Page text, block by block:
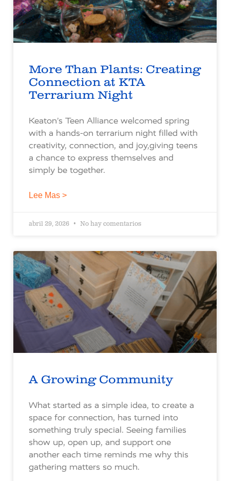
More Than Plants: Creating
Connection at KTA
Terrarium Night
Keaton’s Teen Alliance welcomed spring
with a hands-on terrarium night filled with
creativity, connection, and joy,giving teens
a chance to express themselves and
simply be together.
Lee Mas >
abril 29, 2026 No hay comentarios
A Growing Community
What started as a simple idea, to create a
space for connection, has turned into
something truly special. Seeing families
show up, open up, and support one
another each time reminds me why this
gathering matters so much.